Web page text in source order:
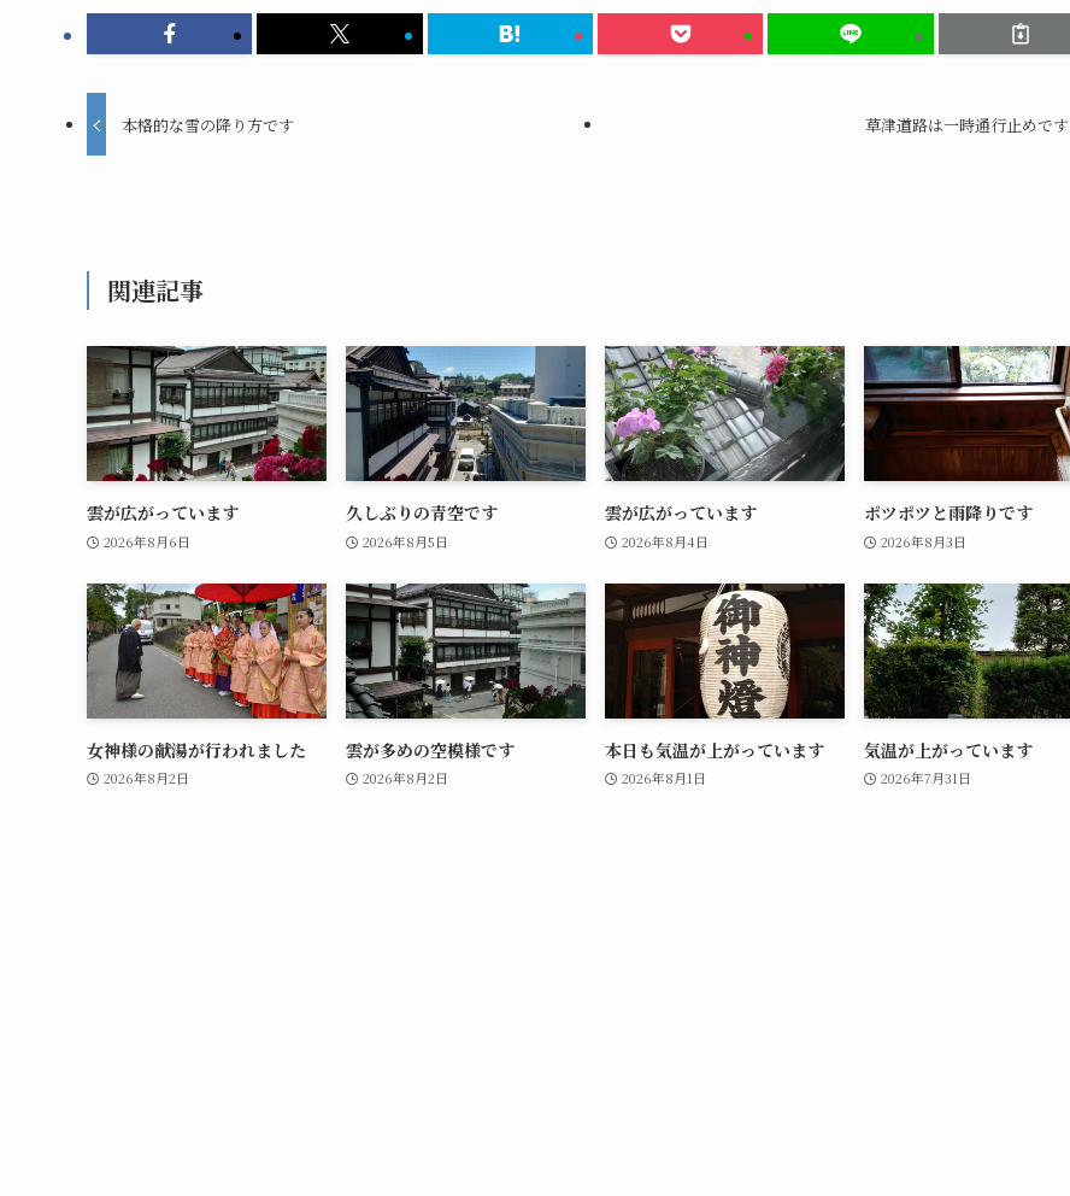
本格的な雪の降り方です 草津道路は一時通行止めです
関連記事
雲が広がっています
2026年8月6日
久しぶりの青空です
2026年8月5日
雲が広がっています
2026年8月4日
ポツポツと雨降りです
2026年8月3日
女神様の献湯が行われました
2026年8月2日
雲が多めの空模様です
2026年8月2日
本日も気温が上がっています
2026年8月1日
気温が上がっています
2026年7月31日